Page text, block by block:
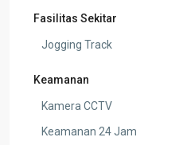
Fasilitas Sekitar
Jogging Track
Keamanan
Kamera CCTV
Keamanan 24 Jam